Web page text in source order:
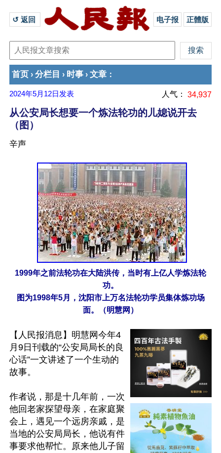
↺ 返回 电子报 正體版
首页 › 分栏目 › 时事 › 文章 ：
2024年5月12日 发表 人气： 34,937
从公安局长想要一个炼法轮功的儿媳说开去
（图）
辛声
1999年之前法轮功在大陆洪传，当时有上亿人学炼法轮
功。
图为1998年5月，沈阳市上万名法轮功学员集体炼功场
面。（明慧网）
【人民报消息】明慧网今年4
月9日刊载的“公安局局长的良
心话”一文讲述了一个生动的
故事。
作者说，那是十几年前，一次
他回老家探望母亲，在家庭聚
会上，遇见一个远房亲戚，是
当地的公安局局长，他说有件
事要求他帮忙。原来他儿子留